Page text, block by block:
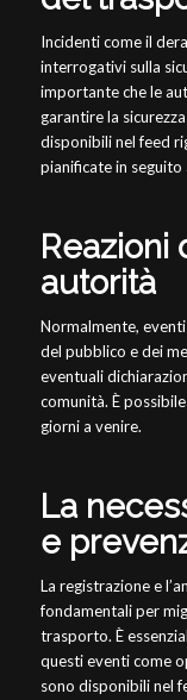
Incidenti come il
interrogativi sulla
importante che le
garantire la
disponibili nel feed
pianificate in
autorità
Normalmente,
del pubblico e dei
eventuali
comunità. È
giorni a venire.
La
e
La registrazione e
fondamentali per
trasporto. È
questi eventi come
sono disponibili nel